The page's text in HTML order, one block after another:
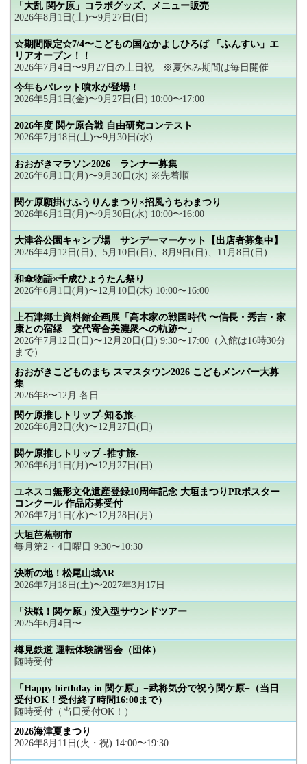
「大乱 関ケ原」コラボグッズ、メニュー販売
2026年8月1日(土)〜9月27日(日)
☆期間限定☆7/4〜こどもの国なかよしひろば 「ふんすい」エ
リアオープン！！
2026年7月4日〜9月27日の土日祝 ※夏休み期間は毎日開催
今年もパレット噴水が登場！
2026年5月1日(金)〜9月27日(日) 10:00〜17:00
2026年度 関ケ原合戦 自由研究コンテスト
2026年7月18日(土)〜9月30日(水)
おおがきマラソン2026 ランナー募集
2026年6月1日(月)〜9月30日(水) ※先着順
関ケ原願掛けふうりんまつり×招風うちわまつり
2026年6月1日(月)〜9月30日(水) 10:00〜16:00
大津谷公園キャンプ場 サンデーマーケット【出店者募集中】
2026年4月12日(日)、5月10日(日)、8月9日(日)、11月8日(日)
和傘物語×千成ひょうたん祭り
2026年6月1日(月)〜12月10日(木) 10:00〜16:00
上石津郷土資料館企画展「高木家の戦国時代 〜信長・秀吉・家
康との宿縁 交代寄合美濃衆への軌跡〜」
2026年7月12日(日)〜12月20日(日) 9:30〜17:00（入館は16時30分
まで）
おおがきこどものまち スマスタウン2026 こどもメンバー大募
集
2026年8〜12月 各日
関ケ原推しトリップ-知る旅-
2026年6月2日(火)〜12月27日(日)
関ケ原推しトリップ -推す旅-
2026年6月1日(月)〜12月27日(日)
ユネスコ無形文化遺産登録10周年記念 大垣まつりPRポスター
コンクール 作品応募受付
2026年7月1日(水)〜12月28日(月)
大垣芭蕉朝市
毎月第2・4日曜日 9:30〜10:30
決断の地！松尾山城AR
2026年7月18日(土)〜2027年3月17日
「決戦！関ケ原」没入型サウンドツアー
2025年6月4日〜
樽見鉄道 運転体験講習会（団体）
随時受付
「Happy birthday in 関ケ原」−武将気分で祝う関ケ原−（当日
受付OK！受付終了時間16:00まで）
随時受付（当日受付OK！）
2026海津夏まつり
2026年8月11日(火・祝) 14:00〜19:30